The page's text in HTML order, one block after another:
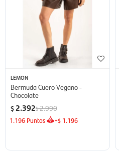
LEMON
Bermuda Cuero Vegano -
Chocolate
$ 2.392$2.990
1.196 Puntos +$ 1.196